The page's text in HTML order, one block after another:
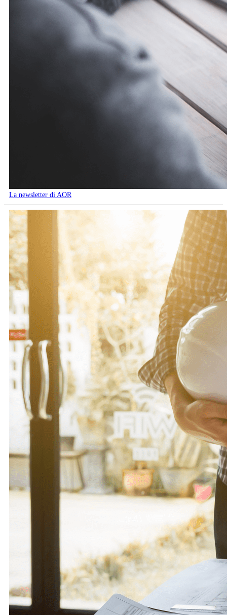
La newsletter di AOR